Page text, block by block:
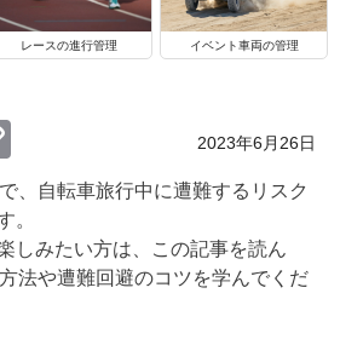
レースの進行管理 イベント車両の管理
2023年6月26日
o
p
y
Li
、自転車旅行中に遭難するリスク
。
しみたい方は、この記事を読ん
法や遭難回避のコツを学んでくだ